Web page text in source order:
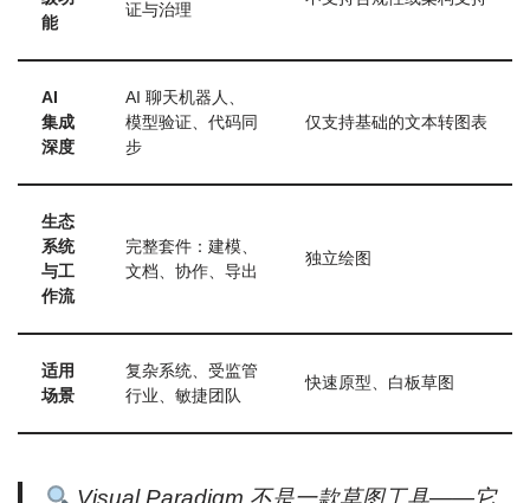
能
证与治理
AI
集成
深度
AI 聊天机器人、
模型验证、代码同
步
仅支持基础的文本转图表
生态
系统
与工
作流
完整套件：建模、
文档、协作、导出
独立绘图
适用
场景
复杂系统、受监管
行业、敏捷团队
快速原型、白板草图
Visual Paradigm 不是一款草图工具——它